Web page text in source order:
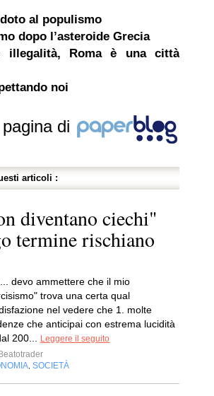
al populismo
dopo l’asteroide Grecia
illegalità, Roma è una città
noi
di
articoli :
diventano ciechi"
termine rischiano
devo ammettere che il mio
trova una certa qual
nel vedere che 1. molte
che anticipai con estrema lucidità
200...
Leggere il seguito
Beatotrader
SOCIETÀ